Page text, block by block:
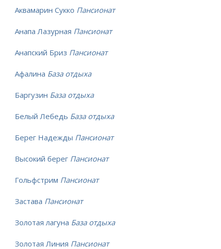
Аквамарин Сукко Пансионат
Анапа Лазурная Пансионат
Анапский Бриз Пансионат
Афалина База отдыха
Баргузин База отдыха
Белый Лебедь База отдыха
Берег Надежды Пансионат
Высокий берег Пансионат
Гольфстрим Пансионат
Застава Пансионат
Золотая лагуна База отдыха
Золотая Линия Пансионат